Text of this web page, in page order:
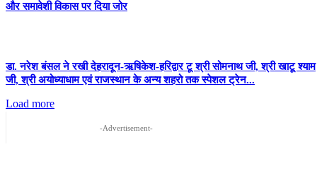
और समावेशी विकास पर दिया जोर
डा. नरेश बंसल ने रखी देहरादून-ऋषिकेश-हरिद्वार टू श्री सोमनाथ जी, श्री खाटू श्याम
जी, श्री अयोध्याधाम एवं राजस्थान के अन्य शहरो तक स्पेशल ट्रेन...
Load more
-Advertisement-